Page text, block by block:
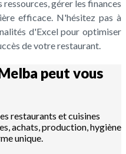
gérer les finances
efficace. N'hésitez pas à
d'Excel pour optimiser
de votre restaurant.
peut vous
restaurants et cuisines
achats, production, hygiène
unique.